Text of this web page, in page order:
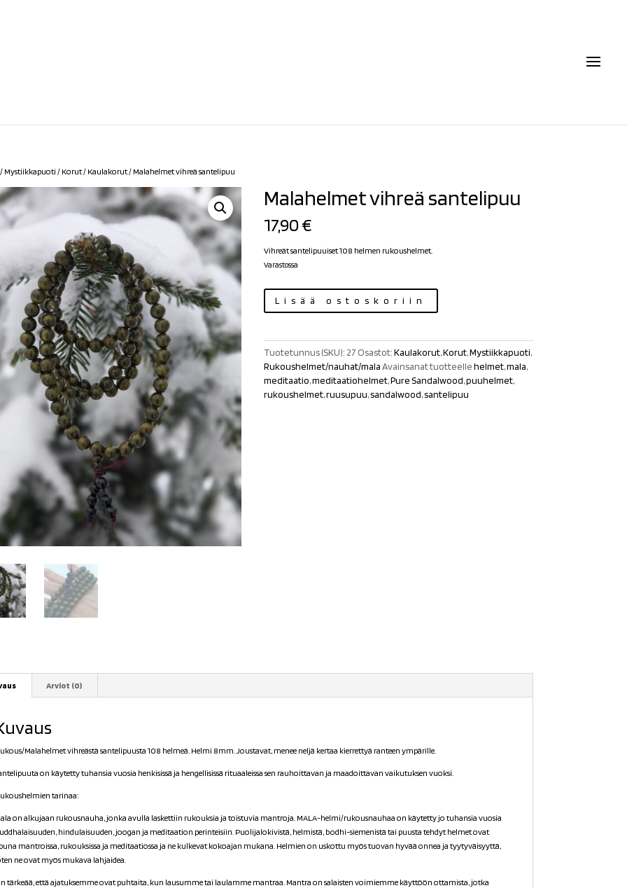
/ Mystiikkapuoti / Korut/ Kaulakorut/ Malahelmet vihreä santelipuu
Malahelmet vihreä santelipuu
17,90€
Vihreät santelipuuiset 108 helmen rukoushelmet.
Varastossa
vihreä
Lisää ostoskoriin
Tuotetunnus (SKU): 27 Osastot:Kaulakorut,Korut,Mystiikkapuoti,
Rukoushelmet/nauhat/malaAvainsanat tuotteellehelmet,mala,
meditaatio,meditaatiohelmet,Pure Sandalwood,puuhelmet,
rukoushelmet,ruusupuu,sandalwood,santelipuu
Arviot (0)
Malahelmet vihreästä santelipuusta 108 helmeä. Helmi 8mm. Joustavat, menee neljä kertaa kierrettyä ranteen ympärille.
on käytetty tuhansia vuosia henkisissä ja hengellisissä rituaaleissa sen rauhoittavan ja maadoittavan vaikutuksen vuoksi.
tarinaa:
on alkujaan rukousnauha, jonka avulla laskettiin rukouksia ja toistuvia mantroja. MALA-helmi/rukousnauhaa on käytetty jo tuhansia vuosia
hindulaisuuden, joogan ja meditaation perinteisiin. Puolijalokivistä, helmistä, bodhi-siemenistä tai puusta tehdyt helmet ovat
mantroissa, rukouksissa ja meditaatiossa ja ne kulkevat kokoajan mukana. Helmien on uskottu myös tuovan hyvää onnea ja tyytyväisyyttä,
ne ovat myös mukava lahjaidea.
tärkeää, että ajatuksemme ovat puhtaita, kun lausumme tai laulamme mantraa. Mantra on salaisten voimiemme käyttöön ottamista, jotka